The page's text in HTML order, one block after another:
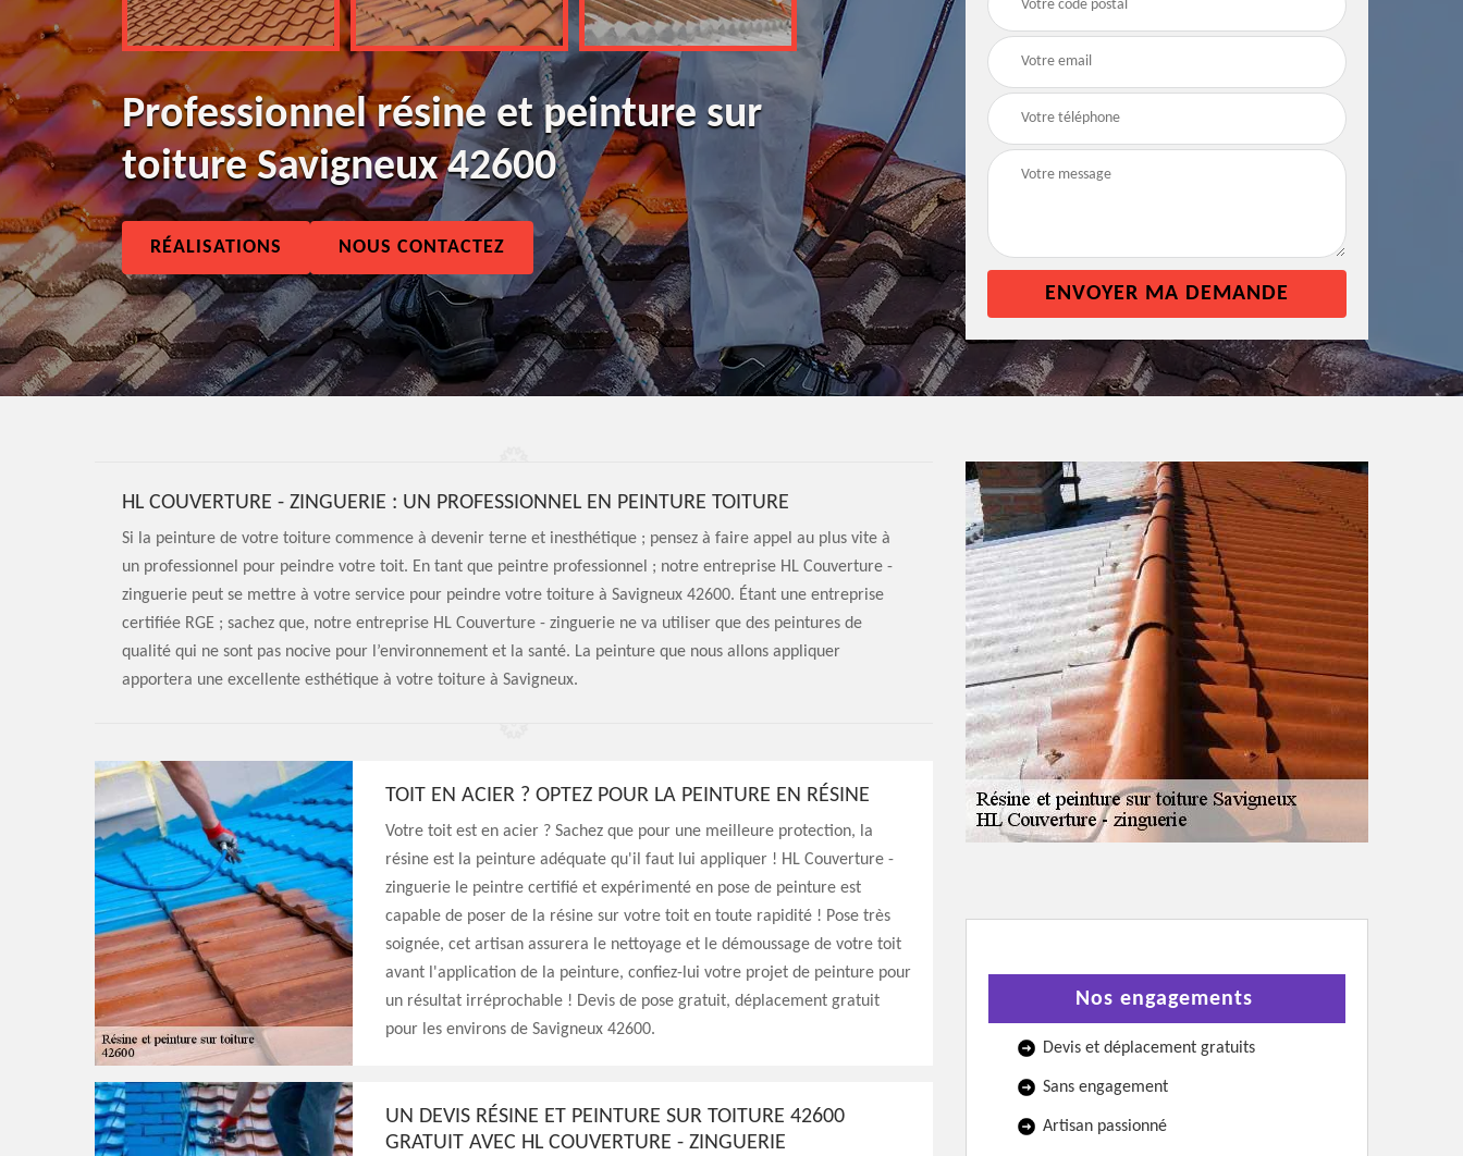
Professionnel résine et peinture sur
toiture Savigneux 42600
RÉALISATIONS NOUS CONTACTEZ
HL COUVERTURE - ZINGUERIE : UN PROFESSIONNEL EN PEINTURE TOITURE
Si la peinture de votre toiture commence à devenir terne et inesthétique ; pensez à faire appel au plus vite à
un professionnel pour peindre votre toit. En tant que peintre professionnel ; notre entreprise HL Couverture -
zinguerie peut se mettre à votre service pour peindre votre toiture à Savigneux 42600. Étant une entreprise
certifiée RGE ; sachez que, notre entreprise HL Couverture - zinguerie ne va utiliser que des peintures de
qualité qui ne sont pas nocive pour l’environnement et la santé. La peinture que nous allons appliquer
apportera une excellente esthétique à votre toiture à Savigneux.
TOIT EN ACIER ? OPTEZ POUR LA PEINTURE EN RÉSINE
Votre toit est en acier ? Sachez que pour une meilleure protection, la
résine est la peinture adéquate qu'il faut lui appliquer ! HL Couverture -
zinguerie le peintre certifié et expérimenté en pose de peinture est
capable de poser de la résine sur votre toit en toute rapidité ! Pose très
soignée, cet artisan assurera le nettoyage et le démoussage de votre toit
avant l'application de la peinture, confiez-lui votre projet de peinture pour
un résultat irréprochable ! Devis de pose gratuit, déplacement gratuit
pour les environs de Savigneux 42600.
UN DEVIS RÉSINE ET PEINTURE SUR TOITURE 42600
GRATUIT AVEC HL COUVERTURE - ZINGUERIE
Nos engagements
Devis et déplacement gratuits
Sans engagement
Artisan passionné